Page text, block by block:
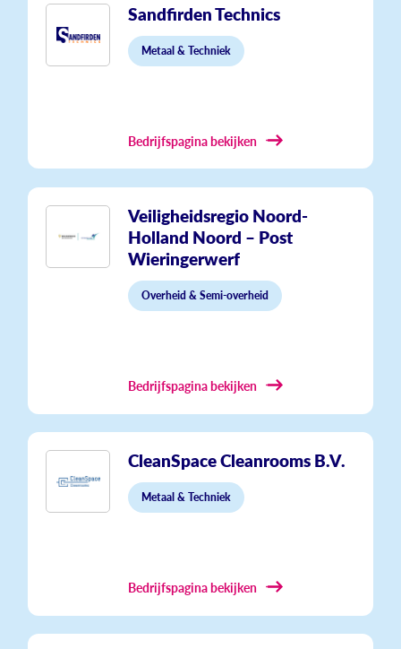
Sandfirden Technics
Metaal & Techniek
Bedrijfspagina bekijken
Veiligheidsregio Noord-
Holland Noord – Post
Wieringerwerf
Overheid & Semi-overheid
Bedrijfspagina bekijken
CleanSpace Cleanrooms B.V.
Metaal & Techniek
Bedrijfspagina bekijken